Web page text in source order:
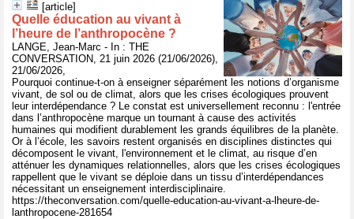
[article]
Quelle éducation au vivant à
l’heure de l’anthropocène ?
LANGE, Jean-Marc - In : THE
CONVERSATION, 21 juin 2026 (21/06/2026),
21/06/2026,
Pourquoi continue-t-on à enseigner séparément les notions d’organisme
vivant, de sol ou de climat, alors que les crises écologiques prouvent
leur interdépendance ? Le constat est universellement reconnu : l'entrée
dans l’anthropocène marque un tournant à cause des activités
humaines qui modifient durablement les grands équilibres de la planète.
Or à l’école, les savoirs restent organisés en disciplines distinctes qui
décomposent le vivant, l'environnement et le climat, au risque d’en
atténuer les dynamiques relationnelles, alors que les crises écologiques
rappellent que le vivant se déploie dans un tissu d’interdépendances
nécessitant un enseignement interdisciplinaire.
https://theconversation.com/quelle-education-au-vivant-a-lheure-de-
lanthropocene-281654